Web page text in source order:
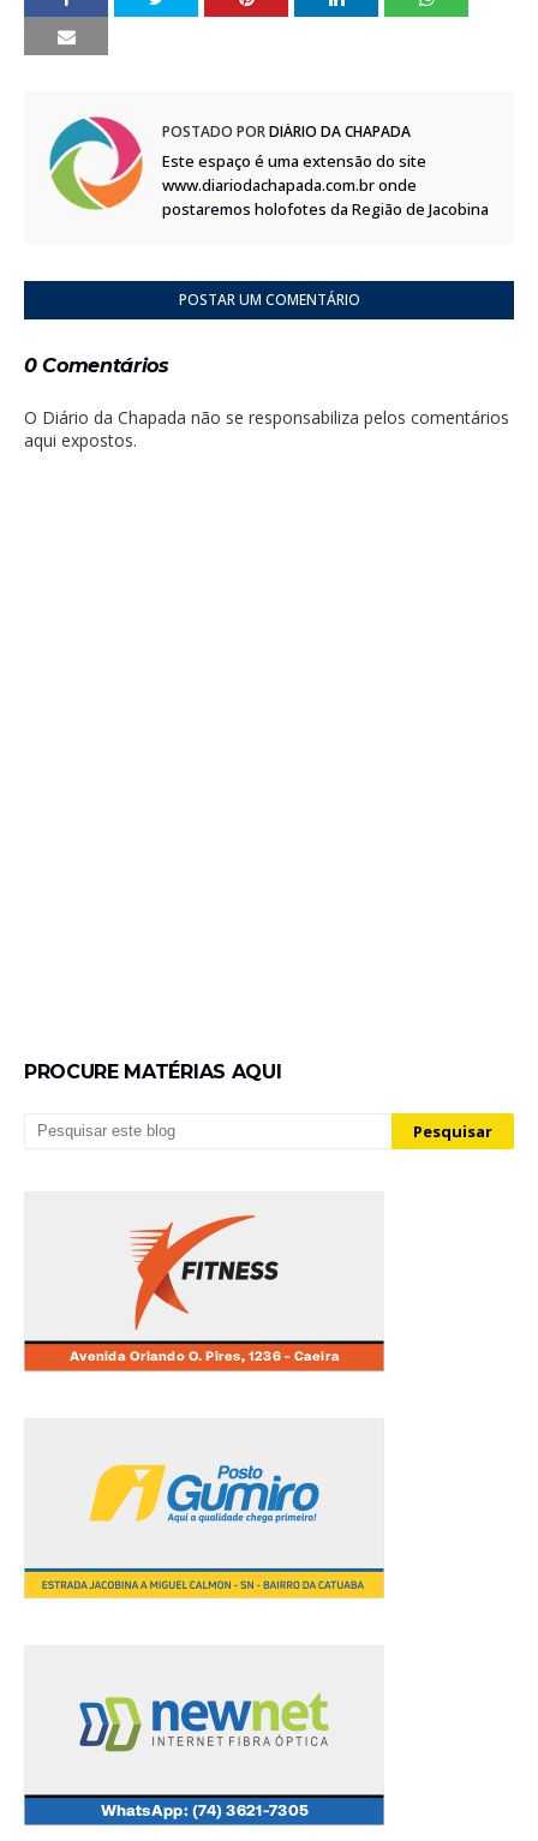
POSTADO PORDIÁRIO DA CHAPADA
Este espaço é uma extensão do site
www.diariodachapada.com.br onde
postaremos holofotes da Região de Jacobina
POSTAR UM COMENTÁRIO
0 Comentários
O Diário da Chapada não se responsabiliza pelos comentários
aqui expostos.
PROCURE MATÉRIAS AQUI